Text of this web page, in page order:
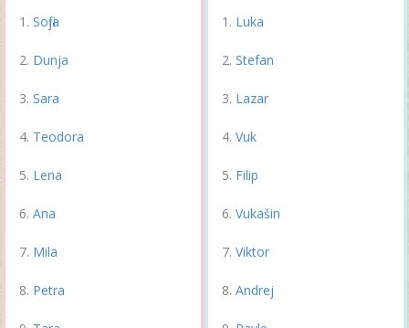
Sofija
Dunja
Sara
Teodora
Lena
Ana
Mila
Petra
Luka
Stefan
Lazar
Vuk
Filip
Vukašin
Viktor
Andrej